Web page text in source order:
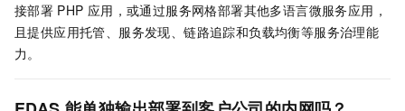
接部署 PHP 应用，或通过服务网格部署其他多语言微服务应用，
且提供应用托管、服务发现、链路追踪和负载均衡等服务治理能
力。